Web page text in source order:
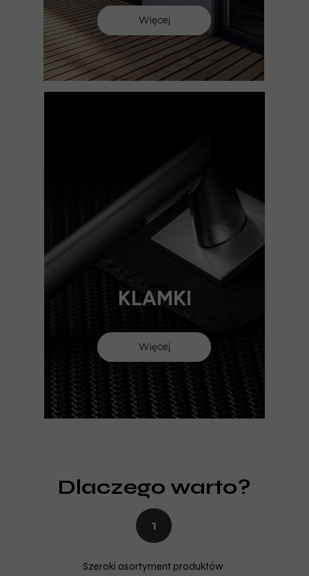
Więcej
Więcej
KLAMKI
1
Szeroki asortyment produktów
Dlaczego warto?